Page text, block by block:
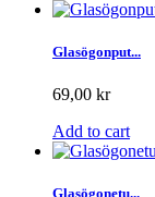
Glasögonput...
69,00 kr
Add to cart
Glasögonetu...